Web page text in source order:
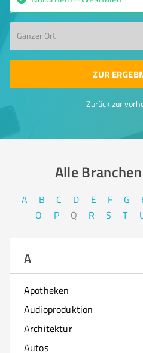
Ganzer Ort
ZUR
Zurück zur
Alle
A B C D E F G
O
P Q R S T
A
Apotheken
Audioproduktion
Architektur
Autos